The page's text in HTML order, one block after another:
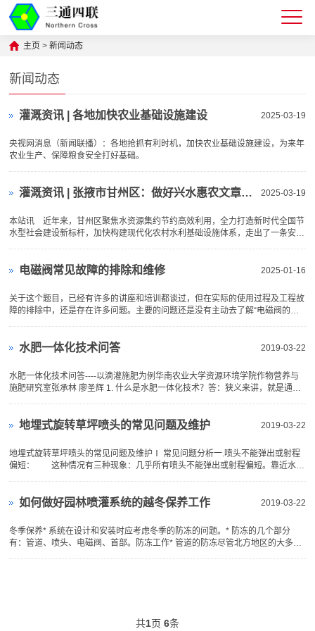
主页 >新闻动态
新闻动态
2025-03-19
灌溉资讯 | 各地加快农业基础设施建设
央视网消息（新闻联播）：各地抢抓有利时机，加快农业基础设施建设，为来年
农业生产、保障粮食安全打好基础。
2025-03-19
灌溉资讯 | 张掖市甘州区：做好兴水惠农文章 夯实乡村振兴基础
本站讯 近年来，甘州区聚焦水资源集约节约高效利用，全力打造新时代全国节
水型社会建设新标杆，加快构建现代化农村水利基础设施体系，走出了一条安全
2025-01-16
电磁阀常见故障的排除和维修
关于这个题目，已经有许多的讲座和培训都谈过，但在实际的使用过程及工程故
障的排除中，还是存在许多问题。主要的问题还是没有主动去了解“电磁阀的工
2019-03-22
水肥一体化技术问答
水肥一体化技术问答----以滴灌施肥为例华南农业大学资源环境学院作物营养与
施肥研究室张承林 廖圣辉 1. 什么是水肥一体化技术？答：狭义来讲，就是通过
2019-03-22
地埋式旋转草坪喷头的常见问题及维护
地埋式旋转草坪喷头的常见问题及维护Ⅰ 常见问题分析一.喷头不能弹出或射程
偏短： 这种情况有三种现象：几乎所有喷头不能弹出或射程偏短。靠近水源
2019-03-22
如何做好园林喷灌系统的越冬保养工作
冬季保养* 系统在设计和安装时应考虑冬季的防冻的问题。* 防冻的几个部分
有：管道、喷头、电磁阀、首部。防冻工作* 管道的防冻尽管北方地区的大多数
共1页 6条